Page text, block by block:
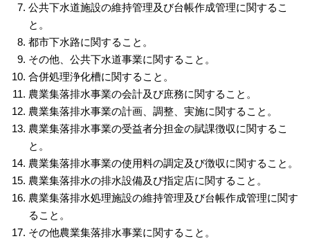
公共下水道施設の維持管理及び台帳作成管理に関するこ
と。
都市下水路に関すること。
その他、公共下水道事業に関すること。
合併処理浄化槽に関すること。
農業集落排水事業の会計及び庶務に関すること。
農業集落排水事業の計画、調整、実施に関すること。
農業集落排水事業の受益者分担金の賦課徴収に関するこ
と。
農業集落排水事業の使用料の調定及び徴収に関すること。
農業集落排水の排水設備及び指定店に関すること。
農業集落排水処理施設の維持管理及び台帳作成管理に関す
ること。
その他農業集落排水事業に関すること。